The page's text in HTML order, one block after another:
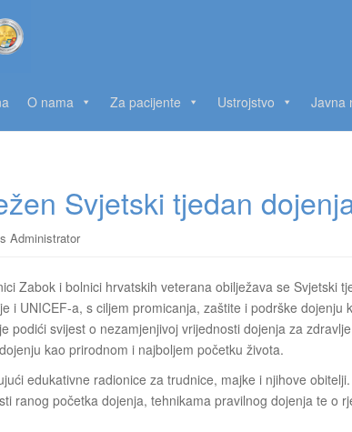
O nama Za pacijente Ustrojstvo Javna
Svjetski tjedan
Administrator
Zabok i bolnici hrvatskih veterana obilježava se Svjetski
i UNICEF-a, s ciljem promicanja, zaštite i podrške dojenju
podići svijest o nezamjenjivoj vrijednosti dojenja za
kao prirodnom i najboljem početku života.
edukativne radionice za trudnice, majke i njihove
ranog početka dojenja, tehnikama pravilnog dojenja te o